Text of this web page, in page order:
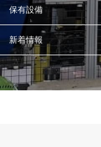
保有設備
新着情報